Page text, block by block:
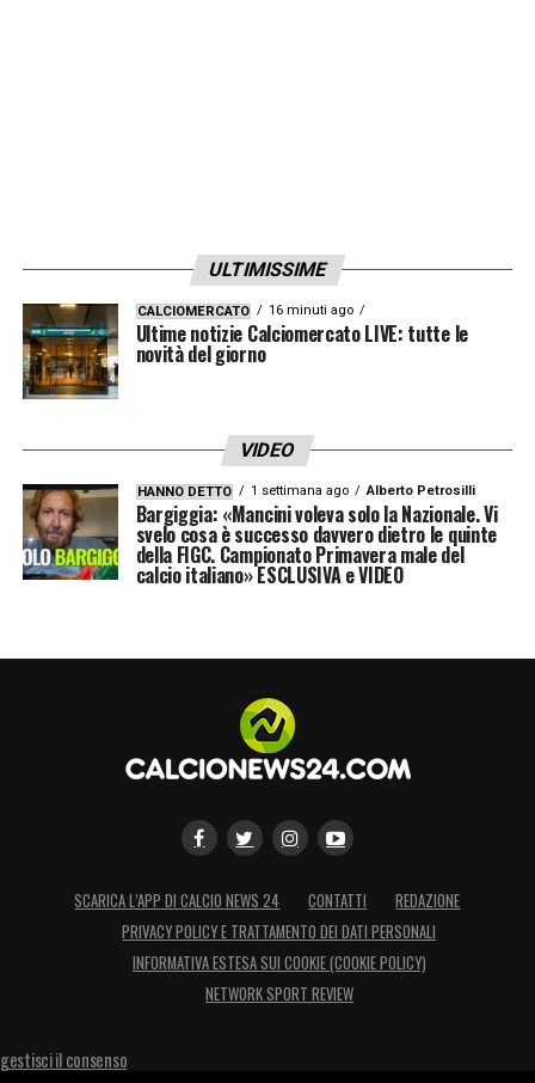
La storia del calcio in un video
Iscriviti "all'Almanacco del calcio"
Accetto laPrivacy Policy
ULTIMISSIME
CALCIOMERCATO 16 minuti ago
Ultime notizie Calciomercato LIVE: tutte le
novità del giorno
VIDEO
HANNO DETTO 1 settimana ago Alberto Petrosilli
Bargiggia: «Mancini voleva solo la Nazionale. Vi
svelo cosa è successo davvero dietro le quinte
della FIGC. Campionato Primavera male del
calcio italiano» ESCLUSIVA e VIDEO
SCARICA L’APP DI CALCIO NEWS 24 CONTATTI
REDAZIONE
PRIVACY POLICY E TRATTAMENTO DEI DATI PERSONALI
INFORMATIVA ESTESA SUI COOKIE (COOKIE POLICY)
NETWORK SPORT REVIEW
gestisci il consenso